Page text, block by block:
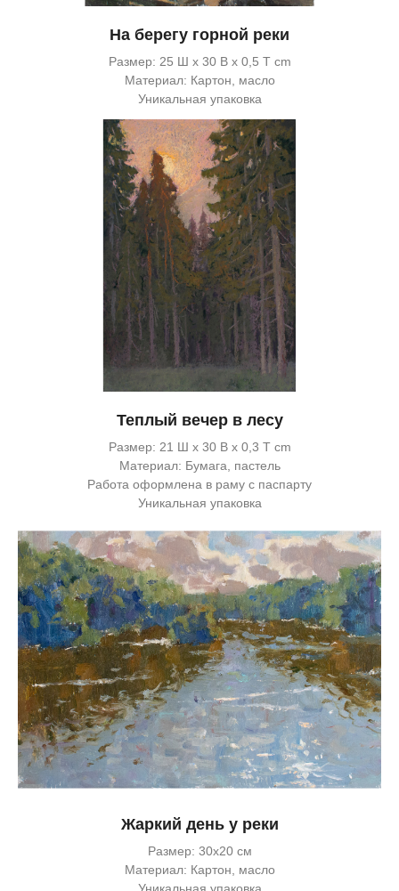
На берегу горной реки
Размер: 25 Ш x 30 В x 0,5 Т cm
Материал: Картон, масло
Уникальная упаковка
Теплый вечер в лесу
Размер: 21 Ш x 30 В x 0,3 Т cm
Материал: Бумага, пастель
Работа оформлена в раму с паспарту
Уникальная упаковка
Жаркий день у реки
Размер: 30х20 см
Материал: Картон, масло